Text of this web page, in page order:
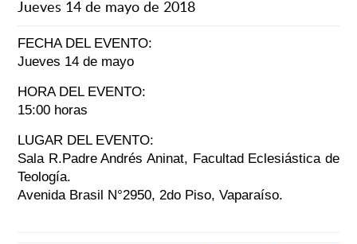
Jueves 14 de mayo de 2018
FECHA DEL EVENTO:
Jueves 14 de mayo
HORA DEL EVENTO:
15:00 horas
LUGAR DEL EVENTO:
Sala R.Padre Andrés Aninat, Facultad Eclesiástica de
Teología.
Avenida Brasil N°2950, 2do Piso, Vaparaíso.